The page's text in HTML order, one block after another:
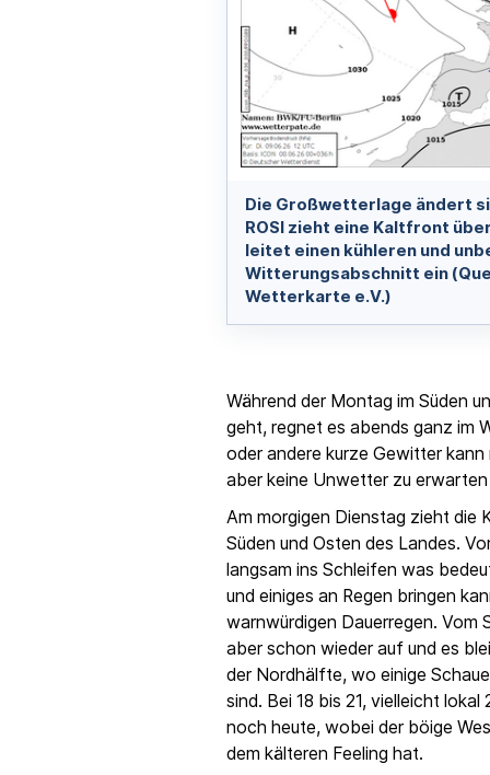
Die Großwetterlage ändert
ROSI zieht eine Kaltfront
leitet einen kühleren und
Witterungsabschnitt ein
Wetterkarte e.V.)
Während der Montag im Süden
geht, regnet es abends ganz im
oder andere kurze Gewitter
aber keine Unwetter zu erwarten
Am morgigen Dienstag zieht die
Süden und Osten des Landes.
langsam ins Schleifen was
und einiges an Regen bringen
warnwürdigen Dauerregen.
aber schon wieder auf und es
der Nordhälfte, wo einige
sind. Bei 18 bis 21, vielleicht
noch heute, wobei der böige
dem kälteren Feeling hat.